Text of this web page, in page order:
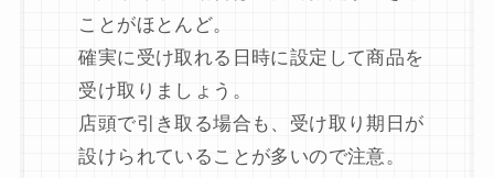
ことがほとんど。
確実に受け取れる日時に設定して商品を
受け取りましょう。
店頭で引き取る場合も、受け取り期日が
設けられていることが多いので注意。